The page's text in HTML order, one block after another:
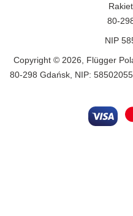
80-
NIP
Copyright © 2026, Flügger
80-298 Gdańsk, NIP: